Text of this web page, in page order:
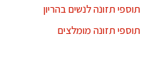
תוספי תזונה לנשים בהריון
תוספי תזונה מומלצים